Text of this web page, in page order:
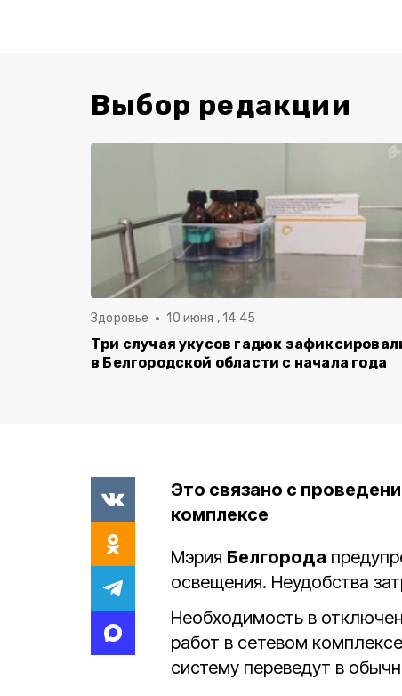
Выбор редакции
Здоровье 10 июня , 14:45
Три случая укусов гадюк
в Белгородской области с начала года
Это связано с
комплексе
Мэрия Белгорода
освещения. Неудобства
Необходимость в
работ в сетевом
систему переведут в